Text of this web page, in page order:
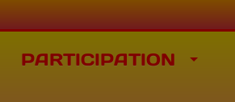
PARTICIPATION